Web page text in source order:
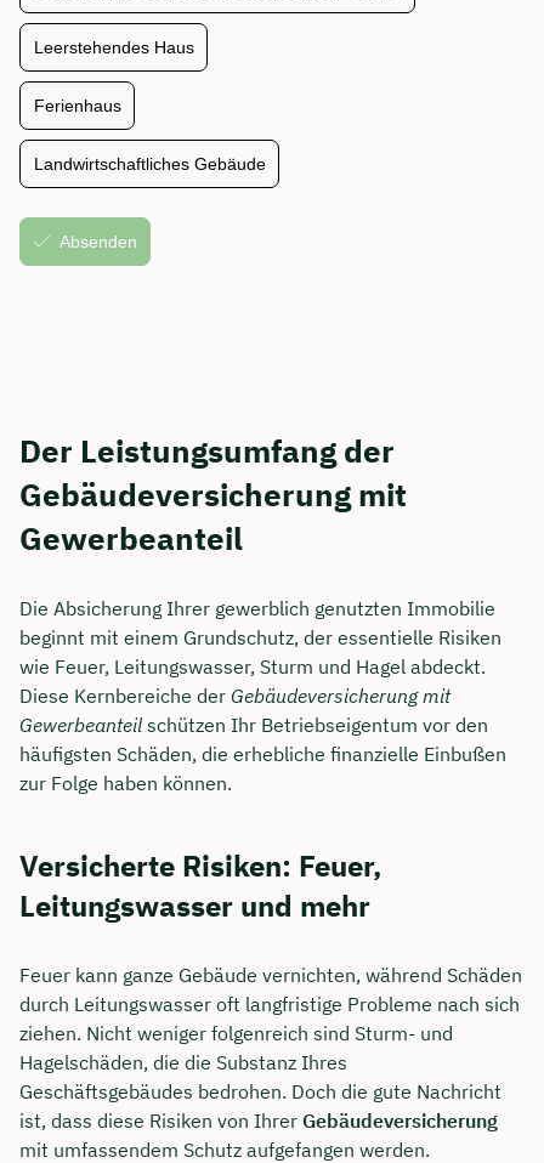
Der Leistungsumfang der
Gebäudeversicherung mit
Gewerbeanteil
Die Absicherung Ihrer gewerblich genutzten Immobilie
beginnt mit einem Grundschutz, der essentielle Risiken
wie Feuer, Leitungswasser, Sturm und Hagel abdeckt.
Diese Kernbereiche der Gebäudeversicherung mit
Gewerbeanteil schützen Ihr Betriebseigentum vor den
häufigsten Schäden, die erhebliche finanzielle Einbußen
zur Folge haben können.
Versicherte Risiken: Feuer,
Leitungswasser und mehr
Feuer kann ganze Gebäude vernichten, während Schäden
durch Leitungswasser oft langfristige Probleme nach sich
ziehen. Nicht weniger folgenreich sind Sturm- und
Hagelschäden, die die Substanz Ihres
Geschäftsgebäudes bedrohen. Doch die gute Nachricht
ist, dass diese Risiken von Ihrer Gebäudeversicherung
mit umfassendem Schutz aufgefangen werden.